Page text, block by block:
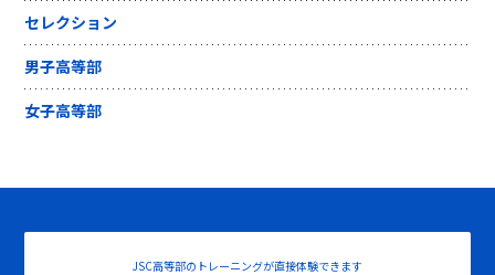
セレクション
男子高等部
女子高等部
JSC高等部のトレーニングが直接体験できます